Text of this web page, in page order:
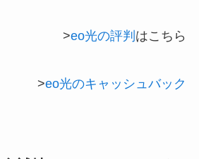
>eo光の評判 はこちら
>eo光のキャッシュバック